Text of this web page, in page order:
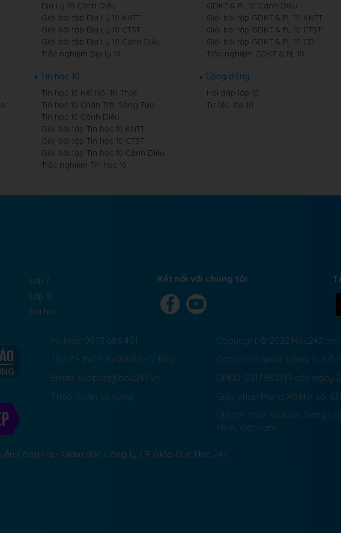
Địa Lý 10 Cánh Diều
Giải bài tập Địa Lý 10 KNTT
Giải bài tập Địa Lý 10 CTST
Giải bài tập Địa Lý 10 Cánh Diều
Trắc nghiệm Địa lý 10
GDKT & PL 10 Cánh Diều
Giải bài tập GDKT & PL 10 KNTT
Giải bài tập GDKT & PL 10 CTST
Giải bài tập GDKT & PL 10 CD
Trắc nghiệm GDKT & PL 10
Tin học 10
Tin học 10 Kết Nối Tri Thức
Tin học 10 Chân Trời Sáng Tạo
Tin học 10 Cánh Diều
Giải bài tập Tin học 10 KNTT
Giải bài tập Tin học 10 CTST
Giải bài tập Tin học 10 Cánh Diều
Trắc nghiệm Tin học 10
Cộng đồng
Hỏi đáp lớp 10
Tư liệu lớp 10
Lớp 7
Lớp 10
Đại học
Kết nối với chúng tôi
Hotline: 0973 686 401
Thứ 2 - thứ 7: từ 08h30 - 21h00
Email: support@hoc247.vn
Thỏa thuận sử dụng
Copyright © 2022 Hoc247.net
Đơn vị chủ quản: Công Ty Cổ
GPKD: 0313983319 cấp ngày
Giấy phép Mạng Xã Hội số:
Địa chỉ: P401, 54A Nơ Trang
Minh, Việt Nam.
Công Hà - Giám đốc Công ty CP Giáo Dục Học 247